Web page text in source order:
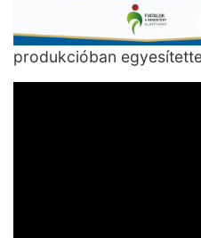
produkcióban